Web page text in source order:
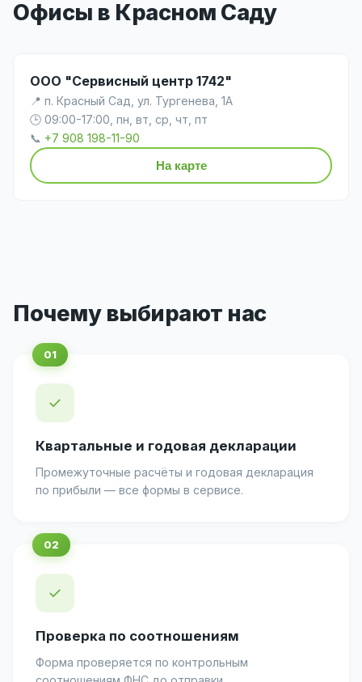
Офисы в Красном Саду
ООО "Сервисный центр 1742"
📍 п. Красный Сад, ул. Тургенева, 1А
🕒 09:00-17:00, пн, вт, ср, чт, пт
📞 +7 908 198-11-90
На карте
Почему выбирают нас
✓
Квартальные и годовая декларации
Промежуточные расчёты и годовая декларация
по прибыли — все формы в сервисе.
✓
Проверка по соотношениям
Форма проверяется по контрольным